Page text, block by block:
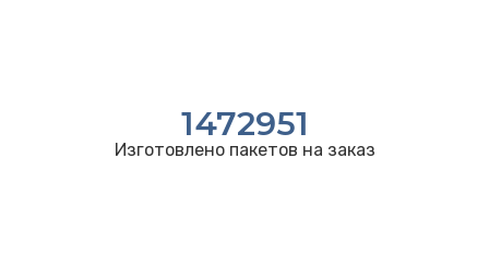
1472951
Изготовлено пакетов на заказ